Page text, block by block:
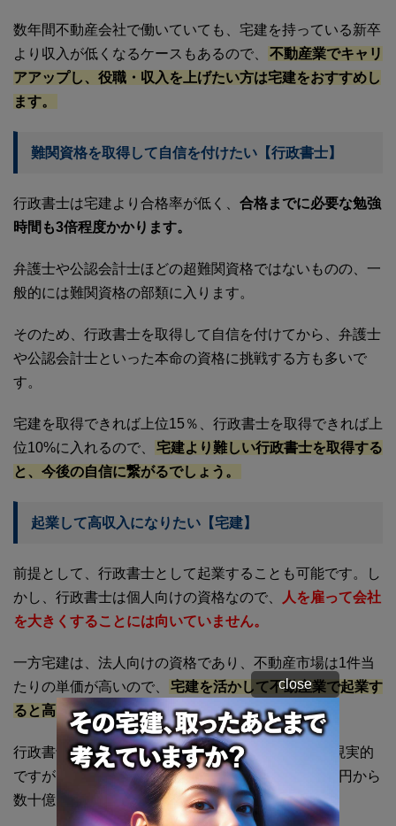
数年間不動産会社で働いていても、宅建を持っている新卒
より収入が低くなるケースもあるので、
不動産業でキャリ
アアップし、役職・収入を上げたい方は宅建をおすすめし
ます。
難関資格を取得して自信を付けたい【行政書士】
行政書士は宅建より合格率が低く、 合格までに必要な勉強
時間も3倍程度かかります。
弁護士や公認会計士ほどの超難関資格ではないものの、一
般的には難関資格の部類に入ります。
そのため、行政書士を取得して自信を付けてから、弁護士
や公認会計士といった本命の資格に挑戦する方も多いで
す。
宅建を取得できれば上位15％、行政書士を取得できれば上
位10%に入れるので、
宅建より難しい行政書士を取得する
と、今後の自信に繋がるでしょう。
起業して高収入になりたい【宅建】
前提として、行政書士として起業することも可能です。し
かし、行政書士は個人向けの資格なので、
人を雇って会社
を大きくすることには向いていません。
一方宅建は、法人向けの資格であり、不動産市場は1件当
たりの単価が高いので、
宅建を活かして不動産業で起業す
ると高収入を目指せます。
行政書士として働く場合には年収1,000万円前後が現実的
ですが、不動産会社を立ち上げて成功すると、数億円から
数十億円の規模へと成長する可能性があります。
close